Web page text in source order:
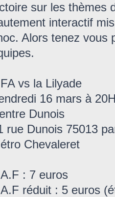
sur les thèmes
interactif
Alors tenez vous
vs la Lilyade
16 mars à
Dunois
rue Dunois 75013
Chevaleret
: 7 euros
réduit : 5 euros